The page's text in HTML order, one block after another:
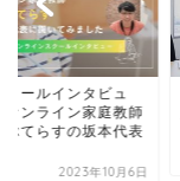
クールインタビュ
オンライン家庭教師
ぶてらすの坂本代表
2023年10月6日